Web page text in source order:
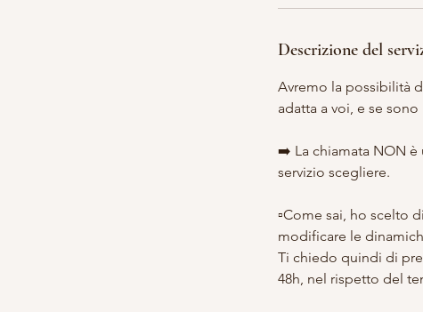
Descrizione del
Avremo la possibilità
adatta a voi, e se
➡️ La chiamata NON è
servizio scegliere.
▫️Come sai, ho scelto
modificare le
Ti chiedo quindi di
48h, nel rispetto del